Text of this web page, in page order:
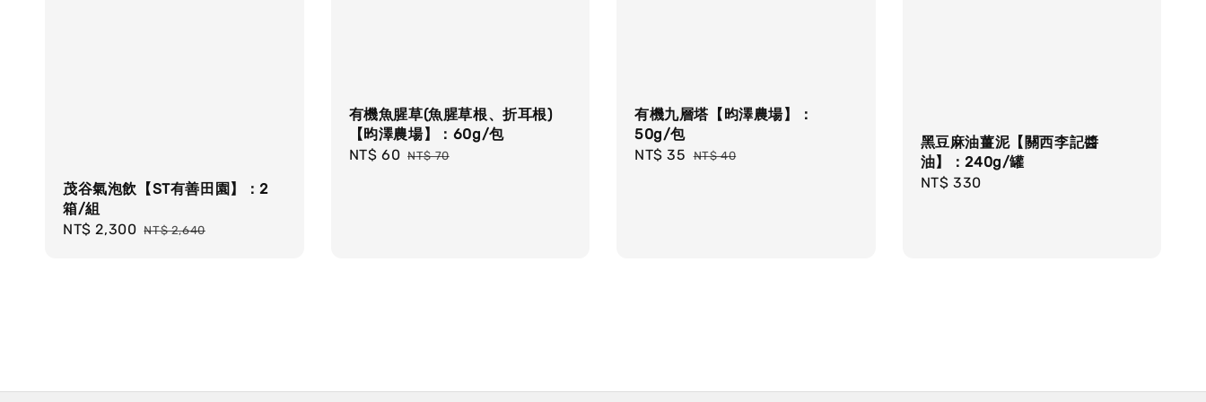
茂谷氣泡飲【ST有善田園】：2
箱/組
Sale
NT$ 2,300 Regular
NT$ 2,640
有機魚腥草(魚腥草根、折耳根)
【昀澤農場】：60g/包
Sale
NT$ 60 Regular
NT$ 70
有機九層塔【昀澤農場】：
50g/包
Sale
NT$ 35 Regular
NT$ 40
黑豆麻油薑泥【關西李記醬
油】：240g/罐
Regular
NT$ 330